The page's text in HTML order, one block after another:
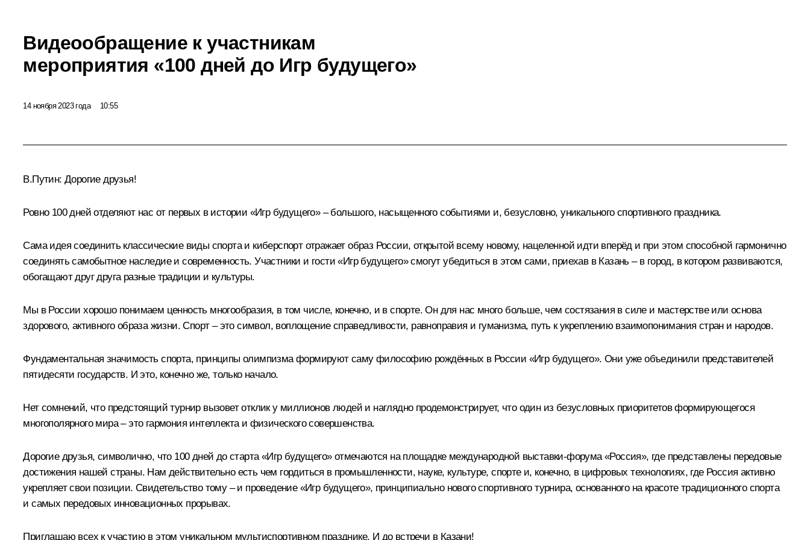
Видеообращение к участникам
мероприятия «100 дней до Игр будущего»
14 ноября 2023 года 10:55
В.Путин: Дорогие друзья!
Ровно 100 дней отделяют нас от первых в истории «Игр будущего» – большого, насыщенного событиями и, безусловно, уникального спортивного праздника.
Сама идея соединить классические виды спорта и киберспорт отражает образ России, открытой всему новому, нацеленной идти вперёд и при этом способной гармонично
соединять самобытное наследие и современность. Участники и гости «Игр будущего» смогут убедиться в этом сами, приехав в Казань – в город, в котором развиваются,
обогащают друг друга разные традиции и культуры.
Мы в России хорошо понимаем ценность многообразия, в том числе, конечно, и в спорте. Он для нас много больше, чем состязания в силе и мастерстве или основа
здорового, активного образа жизни. Спорт – это символ, воплощение справедливости, равноправия и гуманизма, путь к укреплению взаимопонимания стран и народов.
Фундаментальная значимость спорта, принципы олимпизма формируют саму философию рождённых в России «Игр будущего». Они уже объединили представителей
пятидесяти государств. И это, конечно же, только начало.
Нет сомнений, что предстоящий турнир вызовет отклик у миллионов людей и наглядно продемонстрирует, что один из безусловных приоритетов формирующегося
многополярного мира – это гармония интеллекта и физического совершенства.
Дорогие друзья, символично, что 100 дней до старта «Игр будущего» отмечаются на площадке международной выставки-форума «Россия», где представлены передовые
достижения нашей страны. Нам действительно есть чем гордиться в промышленности, науке, культуре, спорте и, конечно, в цифровых технологиях, где Россия активно
укрепляет свои позиции. Свидетельство тому – и проведение «Игр будущего», принципиально нового спортивного турнира, основанного на красоте традиционного спорта
и самых передовых инновационных прорывах.
Приглашаю всех к участию в этом уникальном мультиспортивном празднике. И до встречи в Казани!